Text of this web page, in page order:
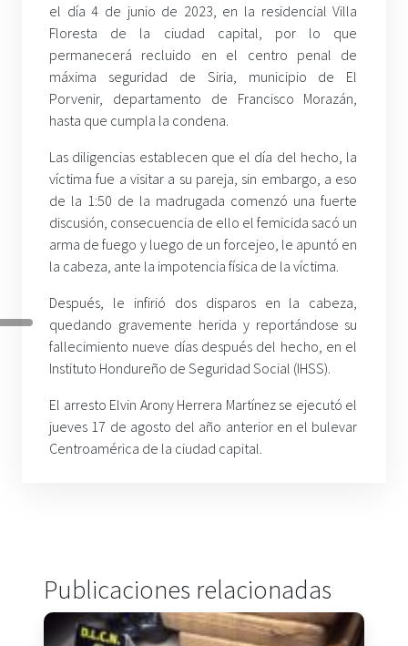
el día 4 de junio de 2023, en la residencial Villa
Floresta de la ciudad capital, por lo que
permanecerá recluido en el centro penal de
máxima seguridad de Siria, municipio de El
Porvenir, departamento de Francisco Morazán,
hasta que cumpla la condena.
Las diligencias establecen que el día del hecho, la
víctima fue a visitar a su pareja, sin embargo, a eso
de la 1:50 de la madrugada comenzó una fuerte
discusión, consecuencia de ello el femicida sacó un
arma de fuego y luego de un forcejeo, le apuntó en
la cabeza, ante la impotencia física de la víctima.
Después, le infirió dos disparos en la cabeza,
quedando gravemente herida y reportándose su
fallecimiento nueve días después del hecho, en el
Instituto Hondureño de Seguridad Social (IHSS).
El arresto Elvin Arony Herrera Martínez se ejecutó el
jueves 17 de agosto del año anterior en el bulevar
Centroamérica de la ciudad capital.
Publicaciones relacionadas